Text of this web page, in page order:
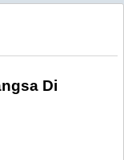
Di